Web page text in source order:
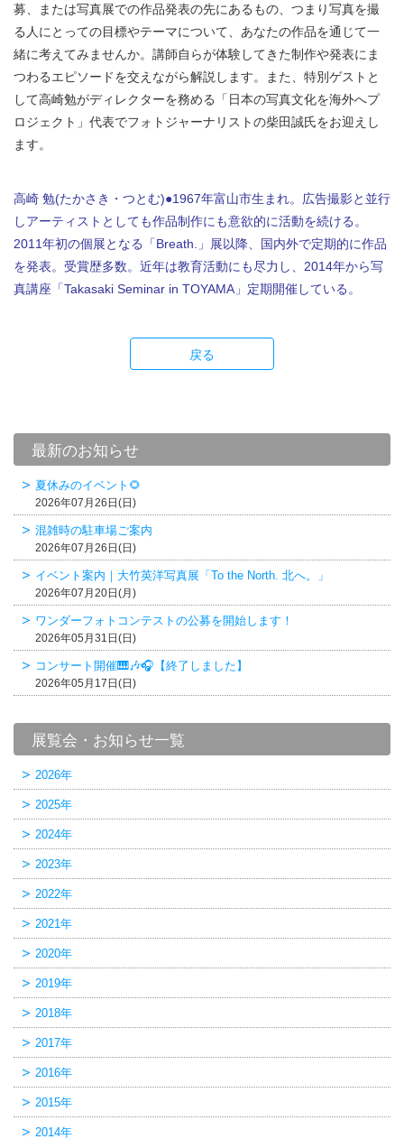
募、または写真展での作品発表の先にあるもの、つまり写真を撮
る人にとっての目標やテーマについて、あなたの作品を通じて一
緒に考えてみませんか。講師自らが体験してきた制作や発表にま
つわるエピソードを交えながら解説します。また、特別ゲストと
して高崎勉がディレクターを務める「日本の写真文化を海外へプ
ロジェクト」代表でフォトジャーナリストの柴田誠氏をお迎えし
ます。
高崎 勉(たかさき・つとむ)●1967年富山市生まれ。広告撮影と並行
しアーティストとしても作品制作にも意欲的に活動を続ける。
2011年初の個展となる「Breath.」展以降、国内外で定期的に作品
を発表。受賞歴多数。近年は教育活動にも尽力し、2014年から写
真講座「Takasaki Seminar in TOYAMA」定期開催している。
戻る
最新のお知らせ
夏休みのイベント🌻
2026年07月26日(日)
混雑時の駐車場ご案内
2026年07月26日(日)
イベント案内｜大竹英洋写真展「To the North. 北へ。」
2026年07月20日(月)
ワンダーフォトコンテストの公募を開始します！
2026年05月31日(日)
コンサート開催🎹🎶🎧【終了しました】
2026年05月17日(日)
展覧会・お知らせ一覧
2026年
2025年
2024年
2023年
2022年
2021年
2020年
2019年
2018年
2017年
2016年
2015年
2014年